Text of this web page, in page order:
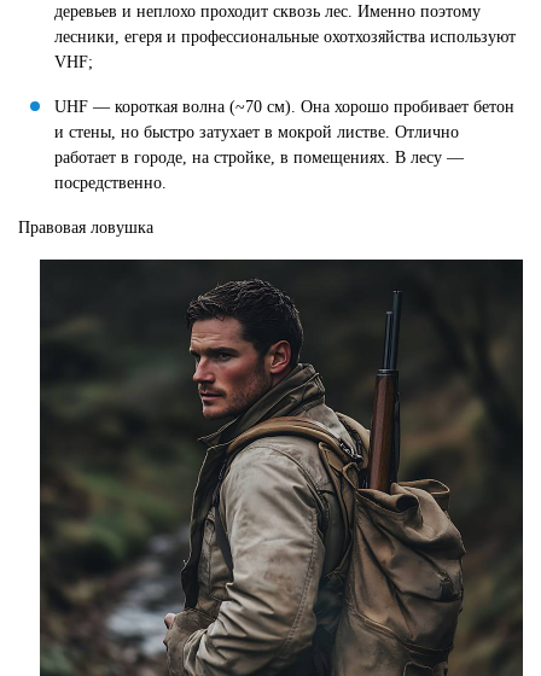
деревьев и неплохо проходит сквозь лес. Именно поэтому
лесники, егеря и профессиональные охотхозяйства используют
VHF;
UHF — короткая волна (~70 см). Она хорошо пробивает бетон
и стены, но быстро затухает в мокрой листве. Отлично
работает в городе, на стройке, в помещениях. В лесу —
посредственно.
Правовая ловушка